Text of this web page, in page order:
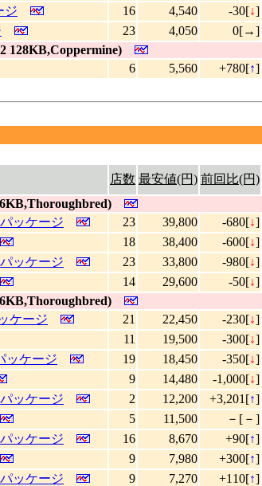
ジ
16 4,540 -30[↓]
23 4,050 0[→]
128KB,Coppermine)
6 5,560 +780[↑]
店数 最安値(円) 前回比(円)
ッケージ
23 39,800 -680[↓]
18 38,400 -600[↓]
ッケージ
23 33,800 -980[↓]
14 29,600 -50[↓]
ケージ
21 22,450 -230[↓]
11 19,500 -300[↓]
ッケージ
19 18,450 -350[↓]
9 14,480 -1,000[↓]
ッケージ
2 12,200 +3,201[↑]
5 11,500 －[－]
ッケージ
16 8,670 +90[↑]
9 7,980 +300[↑]
ッケージ
9 7,270 +110[↑]